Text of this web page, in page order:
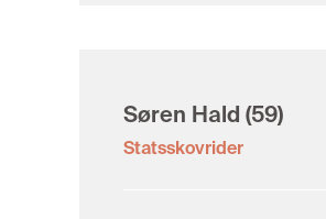
Søren Hald (59)
Statsskovrider